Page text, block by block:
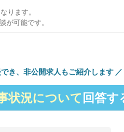
ります。
が可能です。
き、 非公開求人もご紹介します
状況について 回答す